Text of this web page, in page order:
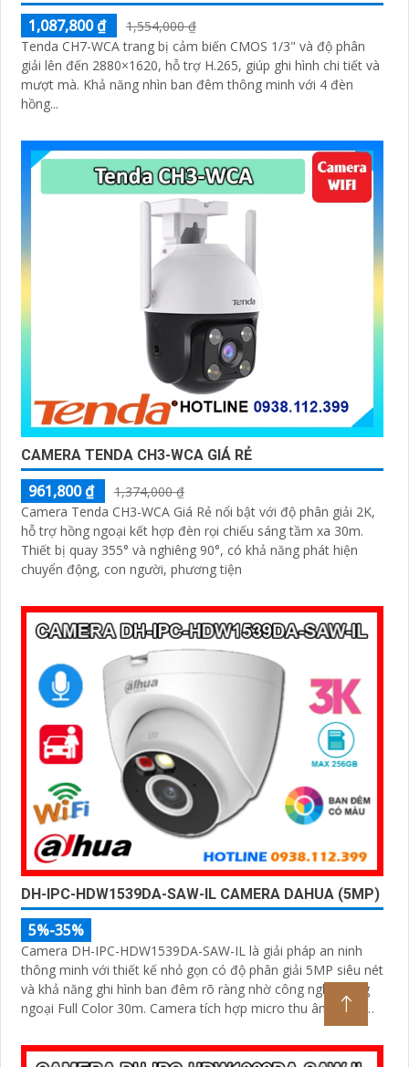
1,087,800 ₫
1,554,000 ₫
Tenda CH7-WCA trang bị cảm biến CMOS 1/3" và độ phân
giải lên đến 2880×1620, hỗ trợ H.265, giúp ghi hình chi tiết và
mượt mà. Khả năng nhìn ban đêm thông minh với 4 đèn
hồng...
CAMERA TENDA CH3-WCA GIÁ RẺ
961,800 ₫
1,374,000 ₫
Camera Tenda CH3-WCA Giá Rẻ nổi bật với độ phân giải 2K,
hỗ trợ hồng ngoại kết hợp đèn rọi chiếu sáng tầm xa 30m.
Thiết bị quay 355° và nghiêng 90°, có khả năng phát hiện
chuyển động, con người, phương tiện
DH-IPC-HDW1539DA-SAW-IL CAMERA DAHUA (5MP)
5%-35%
Camera DH-IPC-HDW1539DA-SAW-IL là giải pháp an ninh
thông minh với thiết kế nhỏ gọn có độ phân giải 5MP siêu nét
và khả năng ghi hình ban đêm rõ ràng nhờ công nghệ hồng
ngoại Full Color 30m. Camera tích hợp micro thu âm, phát
hiện chính xác người và phương tiện, hỗ trợ thẻ nhớ lên đến
256GB, đảm bảo ghi hình liên tục và hiệu quả